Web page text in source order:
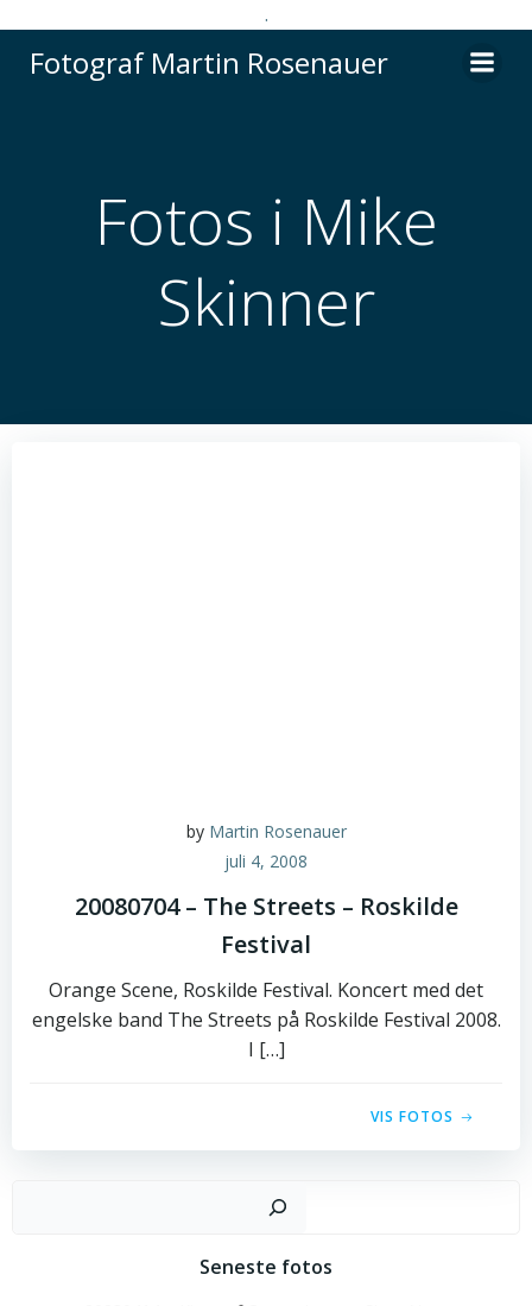
.
til
Fotograf Martin Rosenauer
Fotos i Mike
Skinner
by Martin Rosenauer
juli 4, 2008
20080704 – The Streets – Roskilde
Festival
Orange Scene, Roskilde Festival. Koncert med det
engelske band The Streets på Roskilde Festival 2008.
I […]
VIS FOTOS
Seneste fotos